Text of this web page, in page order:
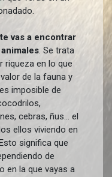
vas a encontrar
. Se trata
riqueza en lo que
de la fauna y
imposible de
cebras, ñus… el
ellos viviendo en
significa que
de
en la que vayas a